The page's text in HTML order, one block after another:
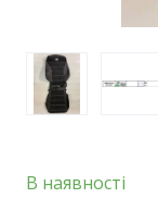
В наявності